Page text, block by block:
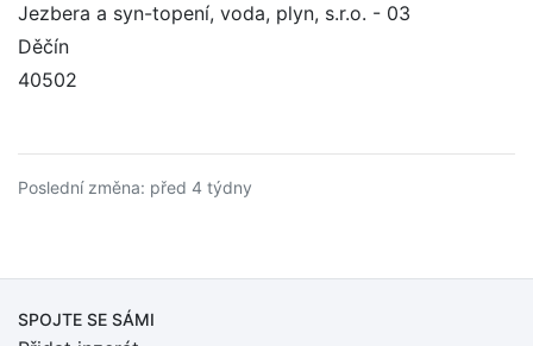
Jezbera a syn-topení, voda, plyn, s.r.o. - 03
Děčín
40502
Poslední změna: před 4 týdny
SPOJTE SE SÁMI